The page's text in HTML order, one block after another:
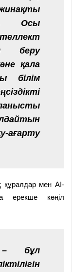
Осы
беру
қала
білім
құралдар мен AI-
ерекше көңіл
бұл